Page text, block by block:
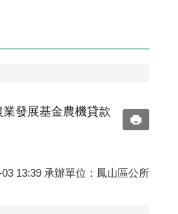
發展基金農機貸款
13:39 承辦單位：鳳山區公所